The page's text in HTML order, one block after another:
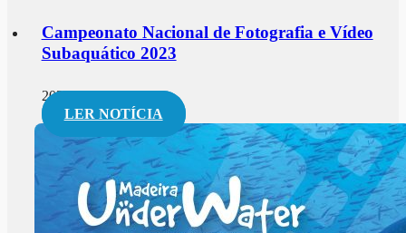
Campeonato Nacional de Fotografia e Vídeo
Subaquático 2023
2023-03-17
LER NOTÍCIA